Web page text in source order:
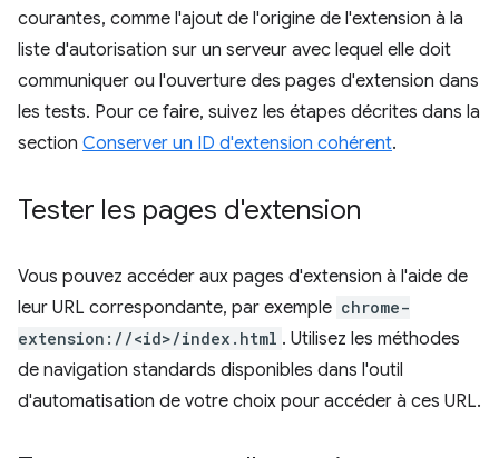
courantes, comme l'ajout de l'origine de l'extension à la
liste d'autorisation sur un serveur avec lequel elle doit
communiquer ou l'ouverture des pages d'extension dans
les tests. Pour ce faire, suivez les étapes décrites dans la
section Conserver un ID d'extension cohérent.
Tester les pages d'extension
Vous pouvez accéder aux pages d'extension à l'aide de
leur URL correspondante, par exemple chrome-
extension://<id>/index.html . Utilisez les méthodes
de navigation standards disponibles dans l'outil
d'automatisation de votre choix pour accéder à ces URL.